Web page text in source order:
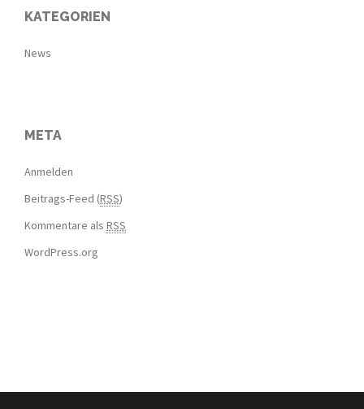
KATEGORIEN
News
META
Anmelden
Beitrags-Feed (RSS)
Kommentare als RSS
WordPress.org